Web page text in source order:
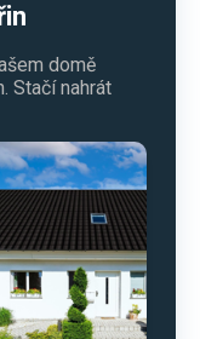
domě
Stačí nahrát